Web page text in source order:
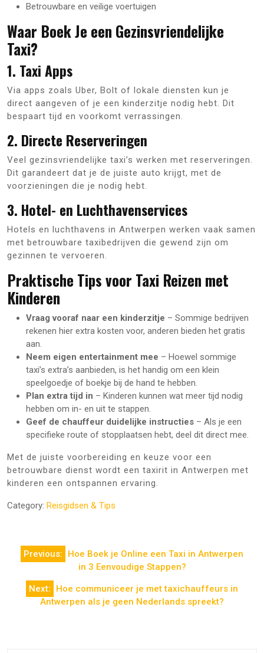
Betrouwbare en veilige voertuigen
Waar Boek Je een Gezinsvriendelijke
Taxi?
1. Taxi Apps
Via apps zoals Uber, Bolt of lokale diensten kun je
direct aangeven of je een kinderzitje nodig hebt. Dit
bespaart tijd en voorkomt verrassingen.
2. Directe Reserveringen
Veel gezinsvriendelijke taxi’s werken met reserveringen.
Dit garandeert dat je de juiste auto krijgt, met de
voorzieningen die je nodig hebt.
3. Hotel- en Luchthavenservices
Hotels en luchthavens in Antwerpen werken vaak samen
met betrouwbare taxibedrijven die gewend zijn om
gezinnen te vervoeren.
Praktische Tips voor Taxi Reizen met
Kinderen
Vraag vooraf naar een kinderzitje – Sommige bedrijven
rekenen hier extra kosten voor, anderen bieden het gratis
aan.
Neem eigen entertainment mee – Hoewel sommige
taxi’s extra’s aanbieden, is het handig om een klein
speelgoedje of boekje bij de hand te hebben.
Plan extra tijd in – Kinderen kunnen wat meer tijd nodig
hebben om in- en uit te stappen.
Geef de chauffeur duidelijke instructies – Als je een
specifieke route of stopplaatsen hebt, deel dit direct mee.
Met de juiste voorbereiding en keuze voor een
betrouwbare dienst wordt een taxirit in Antwerpen met
kinderen een ontspannen ervaring.
Category: Reisgidsen & Tips
Berichtnavigatie
Previous:
Hoe Boek je Online een Taxi in Antwerpen
in 3 Eenvoudige Stappen?
Next:
Hoe communiceer je met taxichauffeurs in
Antwerpen als je geen Nederlands spreekt?